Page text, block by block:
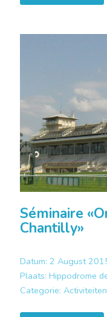
Séminaire
Chantilly»
Datum: 2 August
Plaats: Hippodrome
Categorie: